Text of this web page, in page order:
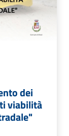
dei
viabilità